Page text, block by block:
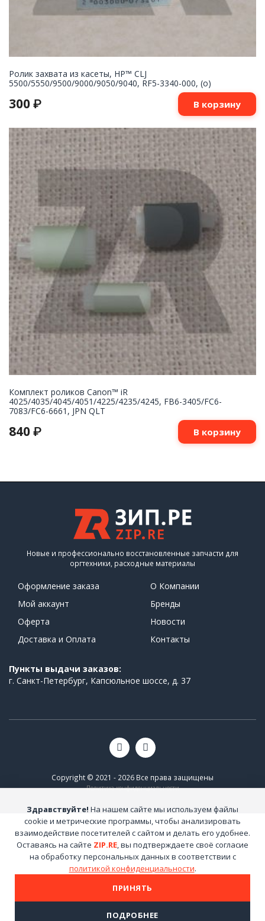
Ролик захвата из касеты, HP™ CLJ
5500/5550/9500/9000/9050/9040, RF5-3340-000, (o)
300 ₽ В корзину
Комплект роликов Canon™ iR
4025/4035/4045/4051/4225/4235/4245, FB6-3405/FC6-
7083/FC6-6661, JPN QLT
840 ₽ В корзину
Новые и профессионально восстановленные запчасти для
оргтехники, расходные материалы
Оформление заказа
Мой аккаунт
Оферта
Доставка и Оплата
О Компании
Бренды
Новости
Контакты
Пункты выдачи заказов:
г. Санкт-Петербург, Капсюльное шоссе, д. 37
Copyright © 2021 - 2026 Все права защищены
Политика конфиденциальности
Здравствуйте! На нашем сайте мы используем файлы
cookie и метрические программы, чтобы анализировать
взаимодействие посетителей с сайтом и делать его удобнее.
Оставаясь на сайте ZIP.RE, вы подтверждаете своё согласие
на обработку персональных данных в соответствии с
политикой конфиденциальности.
ПРИНЯТЬ
ПОДРОБНЕЕ